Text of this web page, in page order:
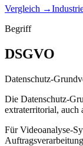
Vergleich →
Begriff
DSGVO
Datenschutz-
Die Datenschutz-
extraterritorial, auch
Für Videoanalyse-